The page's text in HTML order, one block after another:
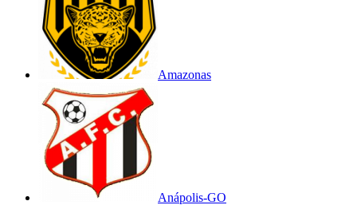
Amazonas
Anápolis-GO